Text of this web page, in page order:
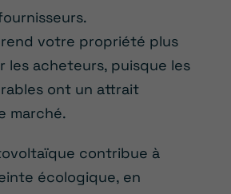
rend votre propriété plus
les acheteurs, puisque les
ont un attrait
marché.
contribue à
écologique, en